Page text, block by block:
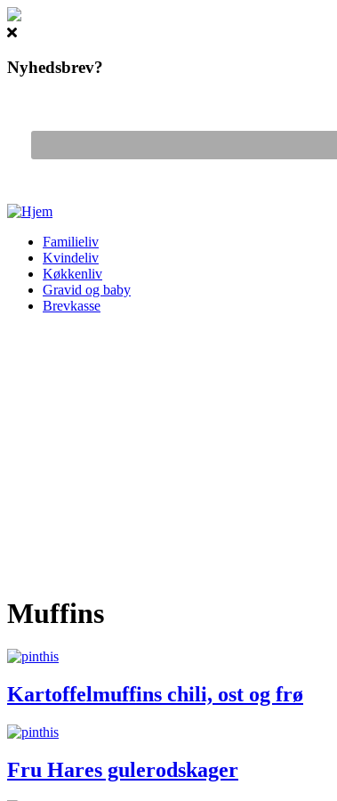
Nyhedsbrev?
Gå til hovedindhold
Familieliv
Kvindeliv
Køkkenliv
Gravid og baby
Brevkasse
Muffins
Kartoffelmuffins chili, ost og frø
Fru Hares gulerodskager